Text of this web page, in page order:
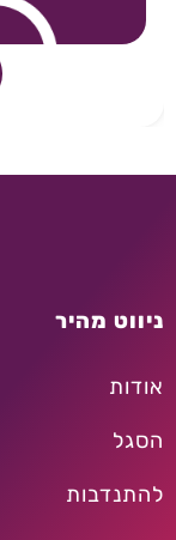
ניווט מהיר
אודות
הסגל
להתנדבות